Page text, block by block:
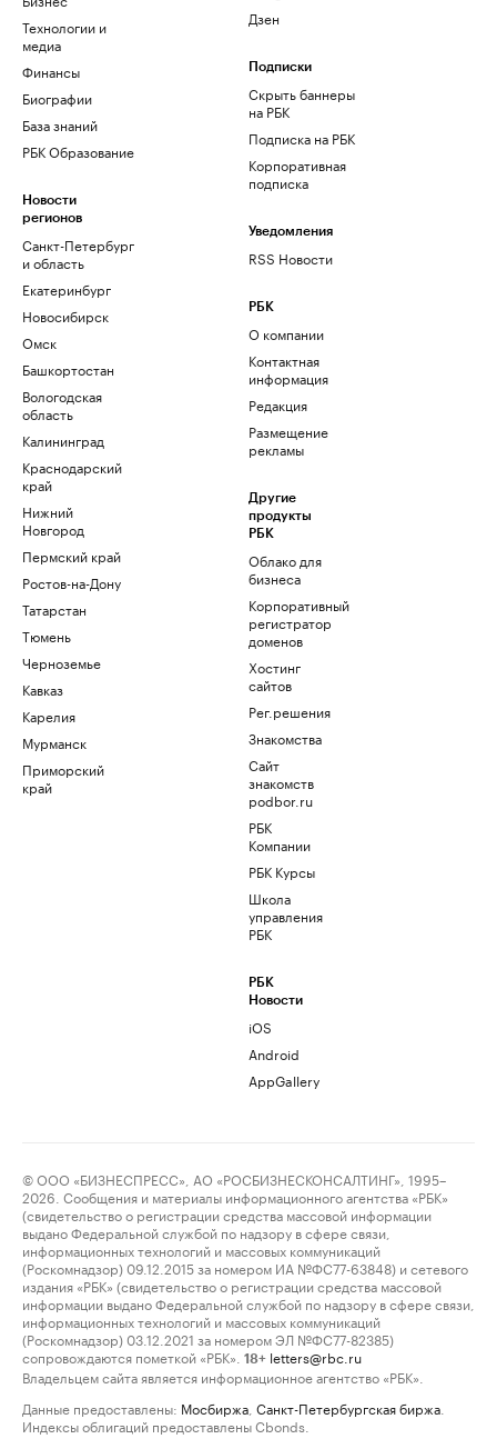
Технологии и
медиа
Финансы
Биографии
База знаний
РБК Образование
Новости
регионов
Санкт-Петербург
и область
Екатеринбург
Новосибирск
Омск
Башкортостан
Вологодская
область
Калининград
Краснодарский
край
Нижний
Новгород
Пермский край
Ростов-на-Дону
Татарстан
Тюмень
Черноземье
Кавказ
Карелия
Мурманск
Приморский
край
Дзен
Подписки
Скрыть баннеры
на РБК
Подписка на РБК
Корпоративная
подписка
Уведомления
RSS Новости
РБК
О компании
Контактная
информация
Редакция
Размещение
рекламы
Другие
продукты
РБК
Облако для
бизнеса
Корпоративный
регистратор
доменов
Хостинг
сайтов
Рег.решения
Знакомства
Сайт
знакомств
podbor.ru
РБК
Компании
РБК Курсы
Школа
управления
РБК
РБК
Новости
iOS
Android
AppGallery
© ООО «БИЗНЕСПРЕСС», АО «РОСБИЗНЕСКОНСАЛТИНГ», 1995–
2026. Сообщения и материалы информационного агентства «РБК»
(свидетельство о регистрации средства массовой информации
выдано Федеральной службой по надзору в сфере связи,
информационных технологий и массовых коммуникаций
(Роскомнадзор) 09.12.2015 за номером ИА №ФС77-63848) и сетевого
издания «РБК» (свидетельство о регистрации средства массовой
информации выдано Федеральной службой по надзору в сфере связи,
информационных технологий и массовых коммуникаций
(Роскомнадзор) 03.12.2021 за номером ЭЛ №ФС77-82385)
сопровождаются пометкой «РБК».
18+ letters@rbc.ru
Владельцем сайта является информационное агентство «РБК».
Данные предоставлены: Мосбиржа Санкт-Петербургская биржа
Индексы облигаций предоставлены Cbonds.